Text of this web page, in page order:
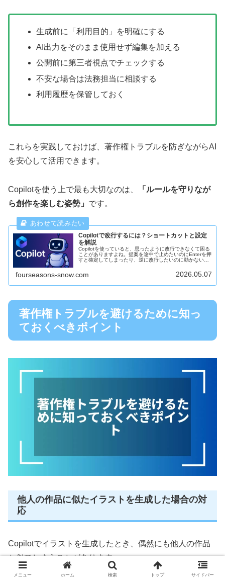
生成前に「利用目的」を明確にする
AI出力をそのまま使用せず編集を加える
公開前に第三者視点でチェックする
不安な場合は法務担当に相談する
利用履歴を保管しておく
これらを実践しておけば、著作権トラブルを防ぎながらAI
を安心して活用できます。
Copilotを使う上で最も大切なのは、
「ルールを守りなが
ら創作を楽しむ姿勢」 です。
Copilotで改行するには？ショートカットと設定
を解説
Copilotを使っていると、思ったように改行できなくて困る
ことがありますよね。提案を途中で止めたいのにEnterを押
すと確定してしまったり、逆に改行したいのに動かないこ
fourseasons-snow.com 2026.05.07
著作権トラブルを避けるために知っ
ておくべきポイント
他人の作品に似たイラストを生成した場合の対
応
Copilotでイラストを生成したとき、偶然にも他人の作品
と似てしまうことがあります。
メニュー ホーム 検索 トップ サイドバー